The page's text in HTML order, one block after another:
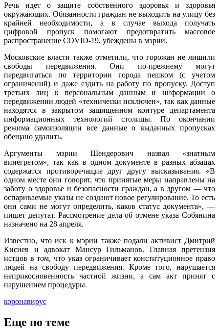
Речь идет о защите собственного здоровья и здоровья
окружающих. Обязанности граждан не выходить на улицу без
крайней необходимости, а в случае выхода получать
цифровой пропуск помогают предотвратить массовое
распространение COVID-19, убеждены в мэрии.
Московские власти также отметили, что горожан не лишили
свободы передвижения. Они по-прежнему могут
передвигаться по территории города пешком (с учетом
ограничений) и даже ездить на работу по пропуску. Доступ
третьих лиц к персональным данным и информации о
передвижении людей «технически исключен», так как данные
находятся в закрытом защищенном контуре департамента
информационных технологий столицы. По окончании
режима самоизоляции все данные о выданных пропусках
обещано удалить.
Аргументы мэрии Шендерович назвал «знатным
винегретом», так как в одном документе в разных абзацах
содержатся противоречащие друг другу высказывания. «В
одном месте они говорят, что принятые меры направлены на
заботу о здоровье и безопасности граждан, а в другом — что
оспариваемые указы не создают новое регулирование. То есть
они сами не могут определить, каков статус документа», —
пишет депутат. Рассмотрение дела об отмене указа Собянина
назначено на 28 апреля.
Известно, что иск к мэрии также подали активист Дмитрий
Кисиев и адвокат Мансур Гильманов. Главная претензия
истцов в том, что указ ограничивает конституционное право
людей на свободу передвижения. Кроме того, нарушается
неприкосновенность частной жизни, а сам акт принят с
нарушением процедуры.
коронавирус
Еще по теме